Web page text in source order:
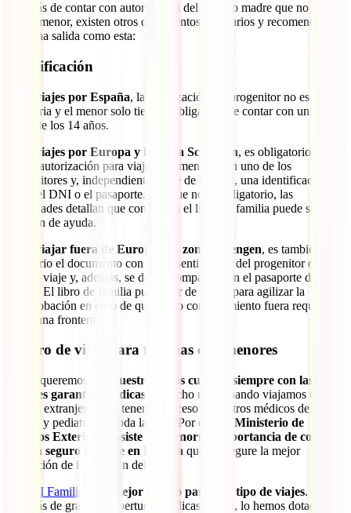
Además de contar con autorización del padre o madre que no viaje
con el menor, existen otros documentos necesarios y recomendados
para una salida como esta:
Identificación
Para viajes por España, la autorización del progenitor no es
necesaria y el menor solo tiene la obligación de contar con un DNI a
partir de los 14 años.
Para viajes por Europa y la Zona Schengen, es obligatorio contar
con la autorización para viajar con menores sin uno de los
progenitores y, independientemente de la edad, una identificación
como el DNI o el pasaporte. Aunque no es obligatorio, las
autoridades detallan que contar con el libro de familia puede ser
también de ayuda.
Para viajar fuera de Europa y la zona Schengen, es también
necesario el documento con el consentimiento del progenitor o tutor
que no viaje y, además, se debe acompañar con el pasaporte del
menor. El libro de familia puede ser de ayuda para agilizar la
comprobación en caso de que dicho consentimiento fuera requerido
en alguna frontera.
Seguro de viaje para familias con menores
Todos queremos que
nuestros hijos cuenten siempre con las
mejores garantías médicas y, mucho más, cuando viajamos con
ellos al extranjero y no tenemos acceso a nuestros médicos de
familia y pediatras de toda la vida. Por ello,
el Ministerio de
Asuntos Exteriores insiste en la enorme importancia de contar
con un seguro de viaje en Familia que te asegure la mejor
protección de inicio a fin del viaje.
IATI Familia el mejor seguro para este tipo de viajes.
Además de grandes coberturas médicas para ti, lo hemos dotado de